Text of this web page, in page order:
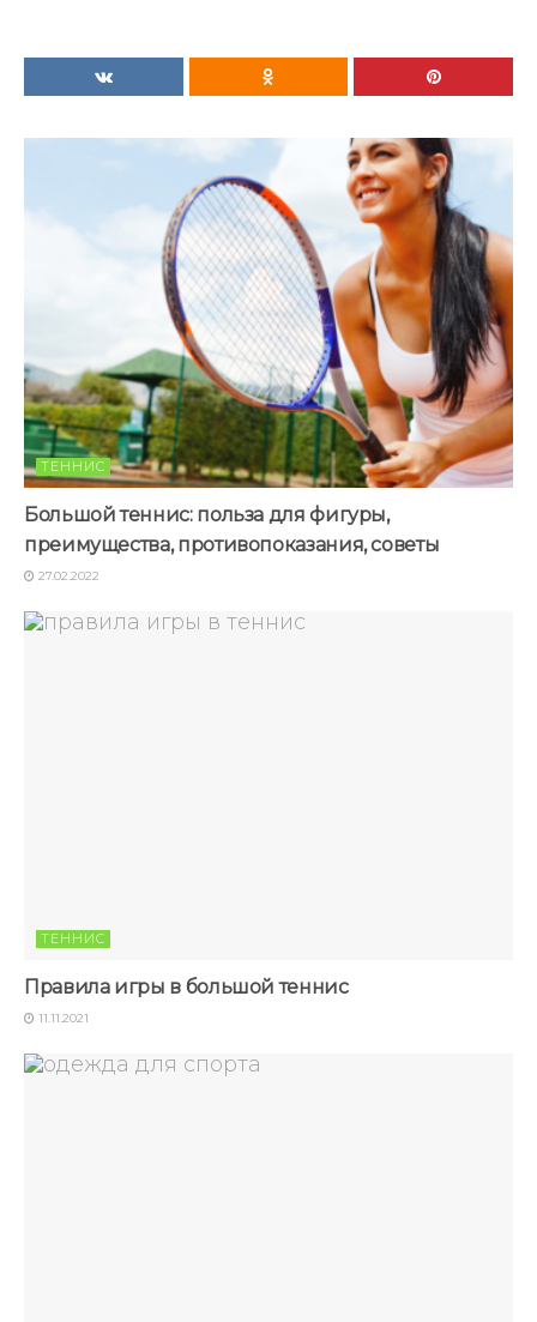
ТЕННИС
Большой теннис: польза для фигуры,
преимущества, противопоказания, советы
27.02.2022
ТЕННИС
Правила игры в большой теннис
11.11.2021